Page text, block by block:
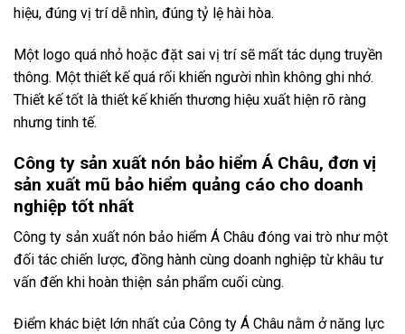
hiệu, đúng vị trí dễ nhìn, đúng tỷ lệ hài hòa.
Một logo quá nhỏ hoặc đặt sai vị trí sẽ mất tác dụng truyền
thông. Một thiết kế quá rối khiến người nhìn không ghi nhớ.
Thiết kế tốt là thiết kế khiến thương hiệu xuất hiện rõ ràng
nhưng tinh tế.
Công ty sản xuất nón bảo hiểm Á Châu, đơn vị
sản xuất mũ bảo hiểm quảng cáo cho doanh
nghiệp tốt nhất
Công ty sản xuất nón bảo hiểm Á Châu đóng vai trò như một
đối tác chiến lược, đồng hành cùng doanh nghiệp từ khâu tư
vấn đến khi hoàn thiện sản phẩm cuối cùng.
Điểm khác biệt lớn nhất của Công ty Á Châu nằm ở năng lực